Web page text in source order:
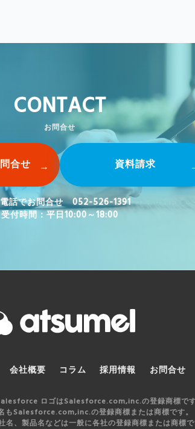
CONTACT
お問合せ
合せ 資料請求
話でお問合せ 052-526-1391
受付時間：平日10:00～18:00
会社概要 コラム 採用情報 お問合せ
ロゴはSalesforce.com,inc.の登録商標です
もSalesforce.com,inc.の登録商標または商標です。
、製品名などは一般に各社の登録商標または商標で